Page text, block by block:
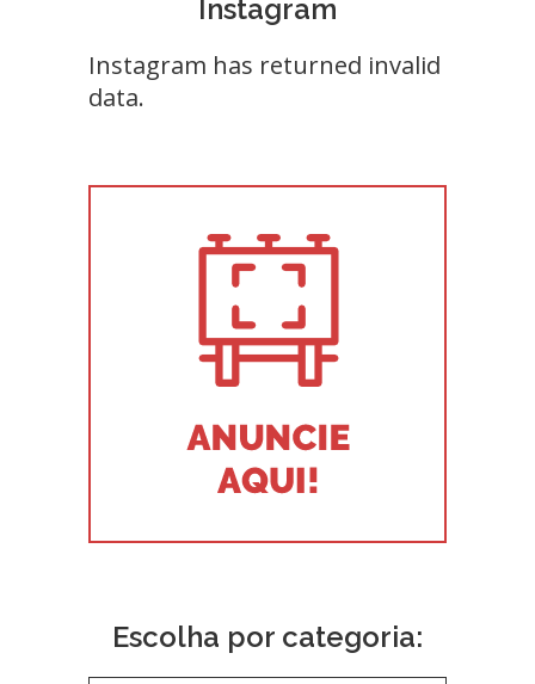
Instagram
Instagram has returned invalid
data.
Escolha por categoria: